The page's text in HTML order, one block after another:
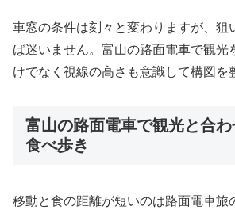
車窓の条件は刻々と変わりますが、狙
ば迷いません。富山の路面電車で観光
けでなく視線の高さも意識して構図を
富山の路面電車で観光と合
食べ歩き
移動と食の距離が短いのは路面電車旅